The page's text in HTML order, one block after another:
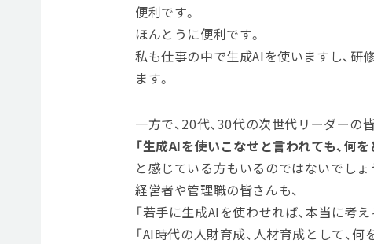
便利です。
ほんとうに便利です。
私も仕事の中で生成AIを使いますし、研
ます。
一方で、20代、30代の次世代リーダーの
「生成AIを使いこなせと言われても、何
と感じている方もいるのではないでしょ
経営者や管理職の皆さんも、
「若手に生成AIを使わせれば、本当に考
「AI時代の人財育成、人材育成として、